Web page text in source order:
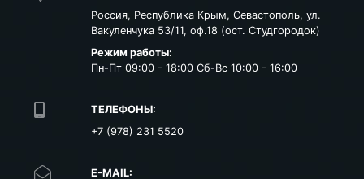
Россия, Республика Крым, Севастополь, ул.
Вакуленчука 53/11, оф.18 (ост. Студгородок)
Режим работы:
Пн-Пт 09:00 - 18:00 Сб-Вс 10:00 - 16:00
ТЕЛЕФОНЫ:
+7 (978) 231 5520
E-MAIL: